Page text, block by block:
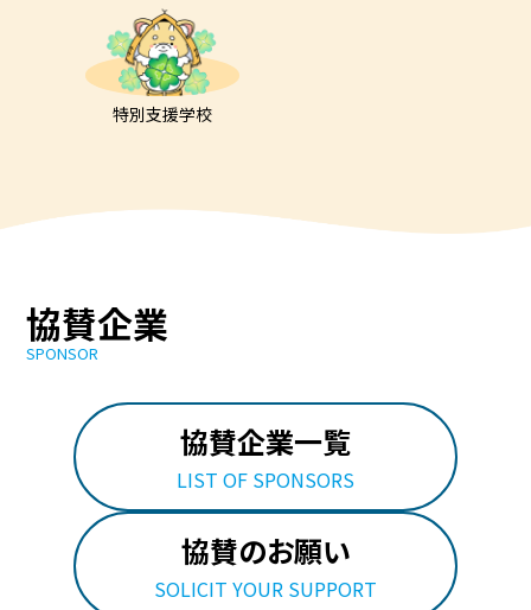
特別支援学校
協賛企業
SPONSOR
協賛企業一覧
LIST OF SPONSORS
協賛のお願い
SOLICIT YOUR SUPPORT